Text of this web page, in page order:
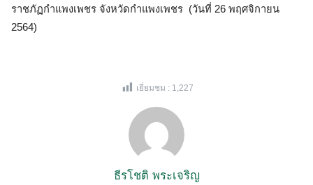
ราชภัฏกำแพงเพชร จังหวัดกำแพงเพชร (วันที่ 26 พฤศจิกายน
2564)
เยี่ยมชม : 1,227
ธีรโชติ พระเจริญ